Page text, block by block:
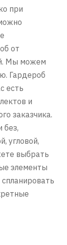
при
от
Мы можем
Гардероб
есть
и
заказчика.
без,
угловой,
выбрать
элементы